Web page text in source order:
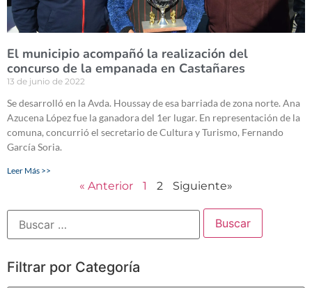
El municipio acompañó la realización del
concurso de la empanada en Castañares
13 de junio de 2022
Se desarrolló en la Avda. Houssay de esa barriada de zona norte. Ana
Azucena López fue la ganadora del 1er lugar. En representación de la
comuna, concurrió el secretario de Cultura y Turismo, Fernando
García Soria.
Leer Más >>
« Anterior 1 2 Siguiente»
Filtrar por Categoría